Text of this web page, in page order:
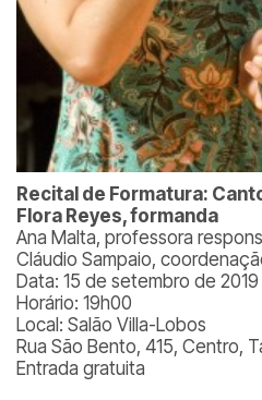
Recital de Formatura:
Flora Reyes, formanda
Ana Malta, professora
Cláudio Sampaio,
Data: 15 de setembro de 2019
Horário: 19h00
Local: Salão Villa-Lobos
Rua São Bento, 415, Centro,
Entrada gratuita